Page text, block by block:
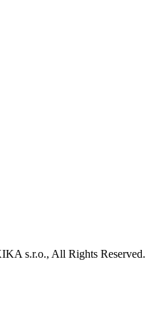
s.r.o., All Rights Reserved.